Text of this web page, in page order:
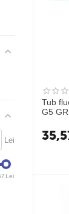
Tub
G5
Lei
Lei